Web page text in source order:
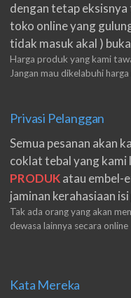
dengan tetap
toko online yang
tidak masuk akal )
Harga produk yang kami
Jangan mau dikelabuhi
Privasi Pelanggan
Semua pesanan akan
coklat tebal yang kami
PRODUKatau embel-
jaminan kerahasiaan
Tak ada orang yang akan
dewasa lainnya secara online
Kata Mereka